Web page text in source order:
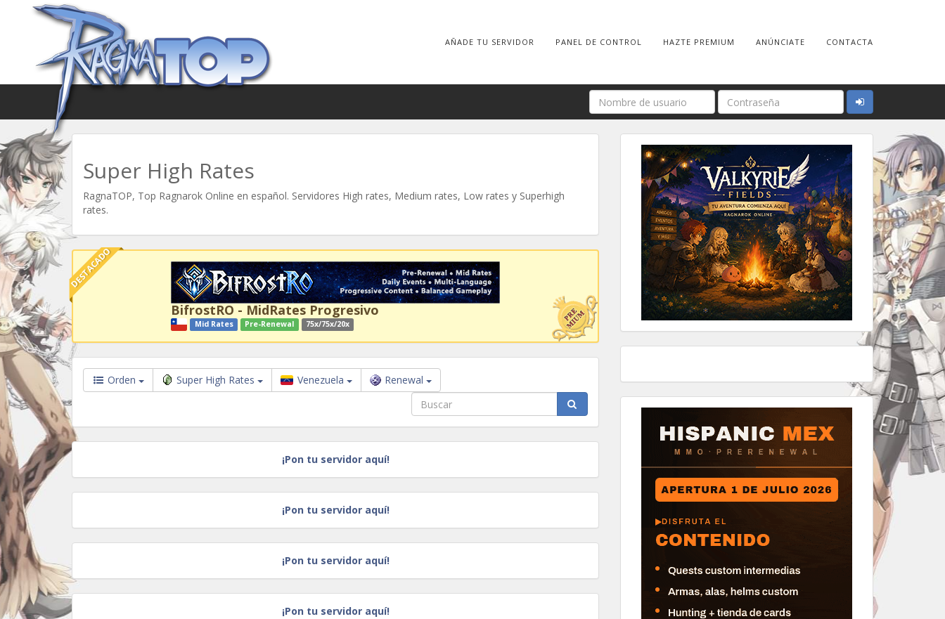
AÑADE TU SERVIDOR PANEL DE CONTROL HAZTE PREMIUM ANÚNCIATE CONTACTA
Super High Rates
RagnaTOP, Top Ragnarok Online en español. Servidores High rates, Medium rates, Low rates y Superhigh
rates.
DESTACADO
BifrostRO - MidRates Progresivo
Mid Rates Pre-Renewal 75x/75x/20x
Orden Super High Rates Venezuela Renewal
¡Pon tu servidor aquí!
¡Pon tu servidor aquí!
¡Pon tu servidor aquí!
¡Pon tu servidor aquí!